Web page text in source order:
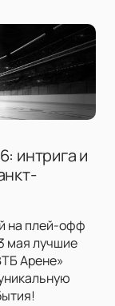
интрига и
на плей-офф
мая лучшие
Арене»